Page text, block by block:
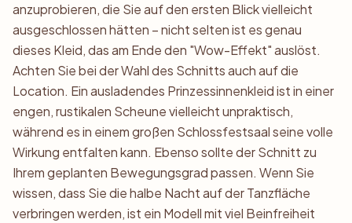
anzuprobieren, die Sie auf den ersten Blick vielleicht
ausgeschlossen hätten – nicht selten ist es genau
dieses Kleid, das am Ende den "Wow-Effekt" auslöst.
Achten Sie bei der Wahl des Schnitts auch auf die
Location. Ein ausladendes Prinzessinnenkleid ist in einer
engen, rustikalen Scheune vielleicht unpraktisch,
während es in einem großen Schlossfestsaal seine volle
Wirkung entfalten kann. Ebenso sollte der Schnitt zu
Ihrem geplanten Bewegungsgrad passen. Wenn Sie
wissen, dass Sie die halbe Nacht auf der Tanzfläche
verbringen werden, ist ein Modell mit viel Beinfreiheit